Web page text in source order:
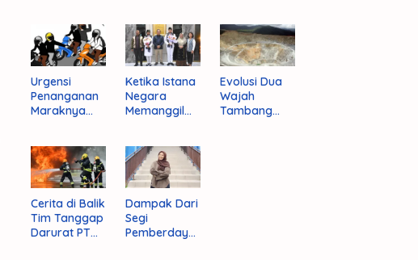
Hukum
Administrasi
Negara
Kebangkitan
Moral Para
Ulama
Rajai
Produsen
Tembaga
Dunia
Urgensi
Penanganan
Maraknya
Sumbawa
Barat
Ketika Istana
Negara
Memanggil
Evolusi Dua
Wajah
Tambang
Cerita di Balik
Tim Tanggap
Darurat PT
Dampak Dari
Segi
Pemberdaya